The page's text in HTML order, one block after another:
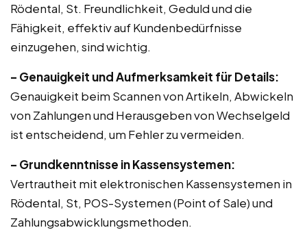
Rödental, St. Freundlichkeit, Geduld und die
Fähigkeit, effektiv auf Kundenbedürfnisse
einzugehen, sind wichtig.
– Genauigkeit und Aufmerksamkeit für Details:
Genauigkeit beim Scannen von Artikeln, Abwickeln
von Zahlungen und Herausgeben von Wechselgeld
ist entscheidend, um Fehler zu vermeiden.
– Grundkenntnisse in Kassensystemen:
Vertrautheit mit elektronischen Kassensystemen in
Rödental, St, POS-Systemen (Point of Sale) und
Zahlungsabwicklungsmethoden.